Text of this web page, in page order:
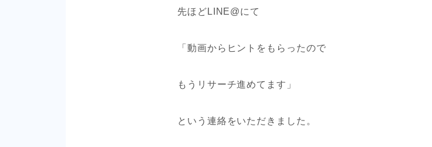
先ほどLINE@にて
「動画からヒントをもらったので
もうリサーチ進めてます」
という連絡をいただきました。